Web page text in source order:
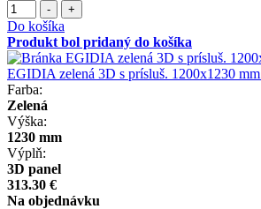
- +
Do košíka
Produkt bol pridaný do košíka
EGIDIA zelená 3D s prísluš. 1200x1230 mm
Farba:
Zelená
Výška:
1230 mm
Výplň:
3D panel
313.30 €
Na objednávku